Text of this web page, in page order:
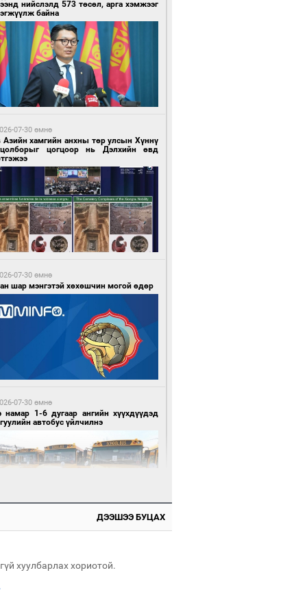
цагийн өмнө өмнө
нар төсвөө хэрхэн зарцуулах вэ?
цагийн өмнө өмнө
зүйн үндэслэл нь тодорхойгүй “гадаад
нарын” томилгоо
газрын ээлжит хуралдаан болж
нийслэлд 573 төсөл, арга хэмжээг
байна
07-30 өмнө
Азийн хамгийн анхны төр улсын Хүннү
цогцоор нь Дэлхийн өвд
07-30 өмнө
шар мэнгэтэй хөхөшчин могой өдөр
07-30 өмнө
намар 1-6 дугаар ангийн хүүхдүүдэд
автобус үйлчилнэ
ДЭЭШЭЭ БУЦАХ
хуулбарлах хориотой.